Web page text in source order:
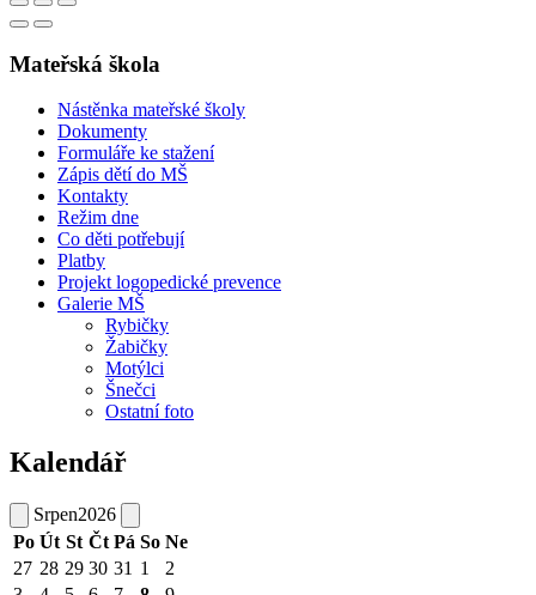
Mateřská škola
Nástěnka mateřské školy
Dokumenty
Formuláře ke stažení
Zápis dětí do MŠ
Kontakty
Režim dne
Co děti potřebují
Platby
Projekt logopedické prevence
Galerie MŠ
Rybičky
Žabičky
Motýlci
Šnečci
Ostatní foto
Kalendář
Srpen2026
Po Út St Čt Pá So Ne
27 28 29 30 31 1
2